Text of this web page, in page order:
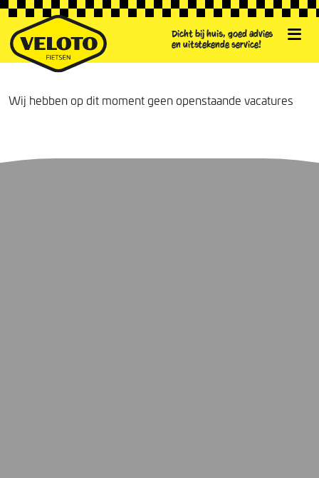
Dicht bij huis, goed advies
en uitstekende service!
Wij hebben op dit moment geen openstaande vacatures